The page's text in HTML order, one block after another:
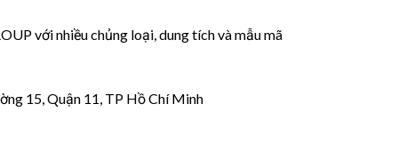
với nhiều chủng loại, dung tích và mẫu mã
15, Quận 11, TP Hồ Chí Minh